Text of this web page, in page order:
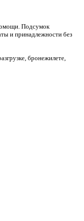
Подсумок
и принадлежности без
бронежилете,